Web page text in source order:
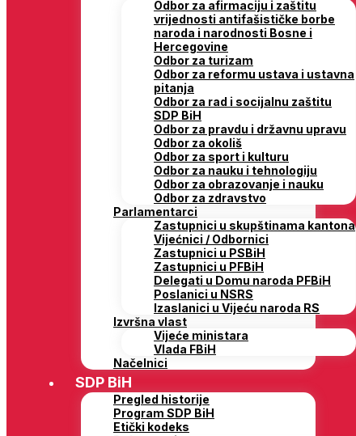
Odbor za afirmaciju i zaštitu
vrijednosti antifašističke borbe
naroda i narodnosti Bosne i
Hercegovine
Odbor za turizam
Odbor za reformu ustava i ustavna
pitanja
Odbor za rad i socijalnu zaštitu
SDP BiH
Odbor za pravdu i državnu upravu
Odbor za okoliš
Odbor za sport i kulturu
Odbor za nauku i tehnologiju
Odbor za obrazovanje i nauku
Odbor za zdravstvo
Parlamentarci
Zastupnici u skupštinama kantona
Vijećnici / Odbornici
Zastupnici u PSBiH
Zastupnici u PFBiH
Delegati u Domu naroda PFBiH
Poslanici u NSRS
Izaslanici u Vijeću naroda RS
Izvršna vlast
Vijeće ministara
Vlada FBiH
Načelnici
SDP BiH
Pregled historije
Program SDP BiH
Etički kodeks